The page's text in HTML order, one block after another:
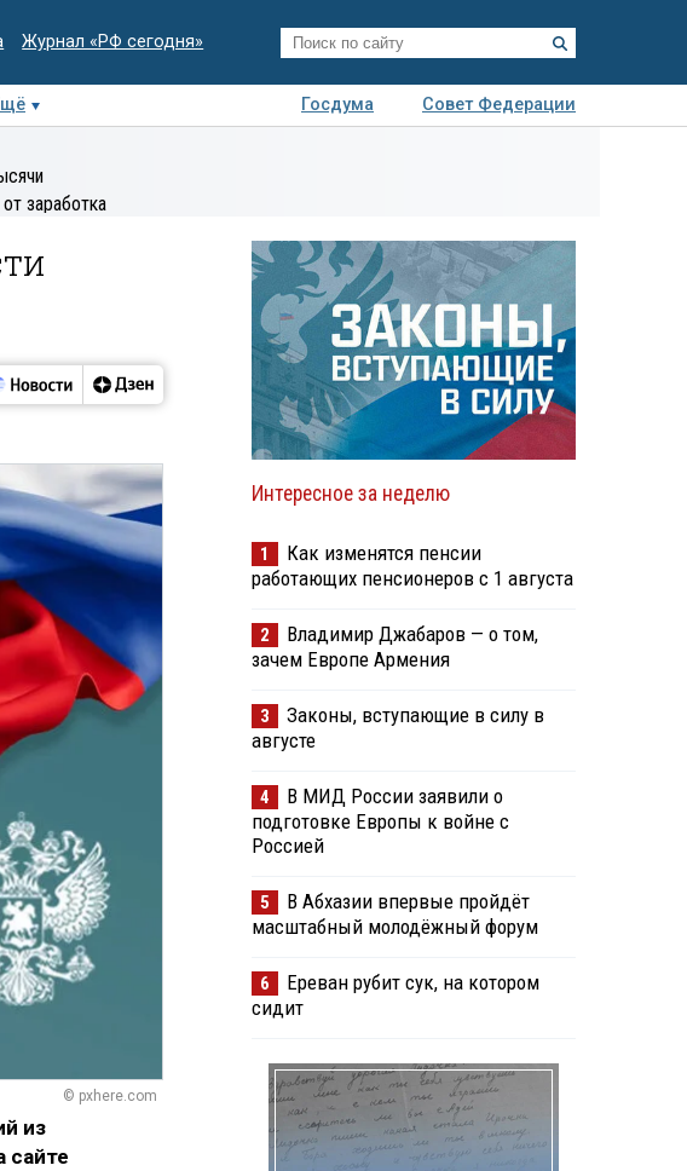
Журнал «РФ сегодня»
Госдума
Совет Федерации
заработка
© pxhere.com
из
сайте
Интересное за неделю
1
Как изменятся пенсии
работающих пенсионеров с 1 августа
2
Владимир Джабаров — о том,
зачем Европе Армения
3
Законы, вступающие в силу в
августе
4
В МИД России заявили о
подготовке Европы к войне с
Россией
5
В Абхазии впервые пройдёт
масштабный молодёжный форум
6
Ереван рубит сук, на котором
сидит